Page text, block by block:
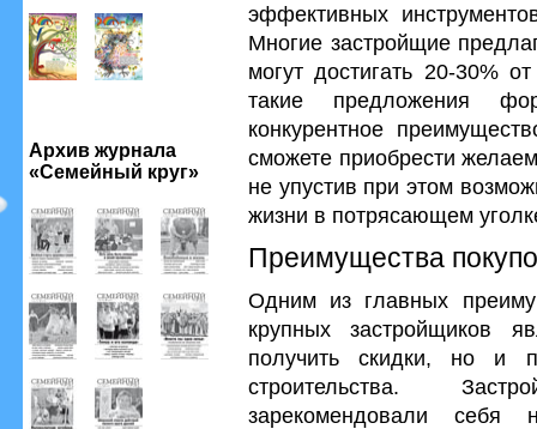
Архив журнала
«Семейный круг»
эффективных
Многие застройщие
могут достигать 20-30%
такие предложения
конкурентное
сможете приобрести
не упустив при этом
жизни в потрясающем
Преимущества
Одним из главных
крупных застройщиков
получить скидки, но и
строительства.
зарекомендовали себя